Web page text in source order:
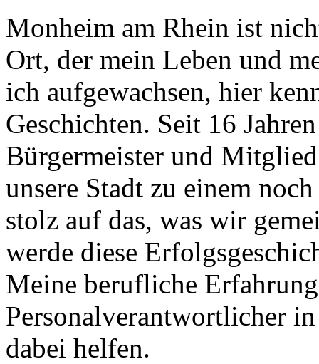
Monheim am Rhein ist
Ort, der mein Leben und
ich aufgewachsen, hier
Geschichten. Seit 16
Bürgermeister und
unsere Stadt zu einem
stolz auf das, was wir
werde diese
Meine berufliche
Personalverantwortlicher
dabei helfen.